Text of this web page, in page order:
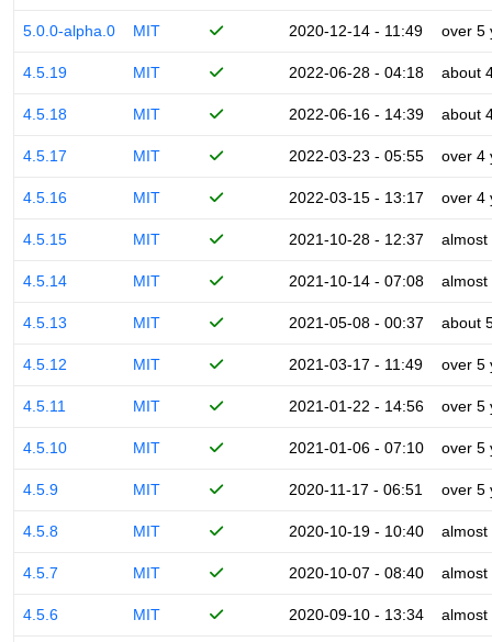
5.0.0-alpha.0 MIT 2020-12-14 - 11:49 over 5
4.5.19 MIT 2022-06-28 - 04:18 about
4.5.18 MIT 2022-06-16 - 14:39 about
4.5.17 MIT 2022-03-23 - 05:55 over 4
4.5.16 MIT 2022-03-15 - 13:17 over 4
4.5.15 MIT 2021-10-28 - 12:37 almost
4.5.14 MIT 2021-10-14 - 07:08 almost
4.5.13 MIT 2021-05-08 - 00:37 about
4.5.12 MIT 2021-03-17 - 11:49 over 5
4.5.11 MIT 2021-01-22 - 14:56 over 5
4.5.10 MIT 2021-01-06 - 07:10 over 5
4.5.9 MIT 2020-11-17 - 06:51 over 5
4.5.8 MIT 2020-10-19 - 10:40 almost
4.5.7 MIT 2020-10-07 - 08:40 almost
4.5.6 MIT 2020-09-10 - 13:34 almost